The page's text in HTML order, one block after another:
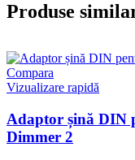
Produse
Compara
Vizualizare rapidă
Adaptor șină DIN
Dimmer 2